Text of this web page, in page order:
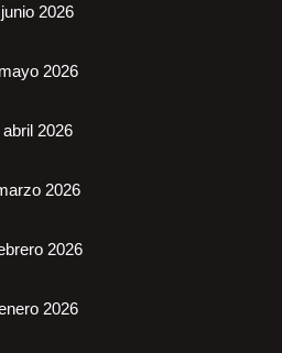
junio 2026
mayo 2026
abril 2026
2026
2026
2026